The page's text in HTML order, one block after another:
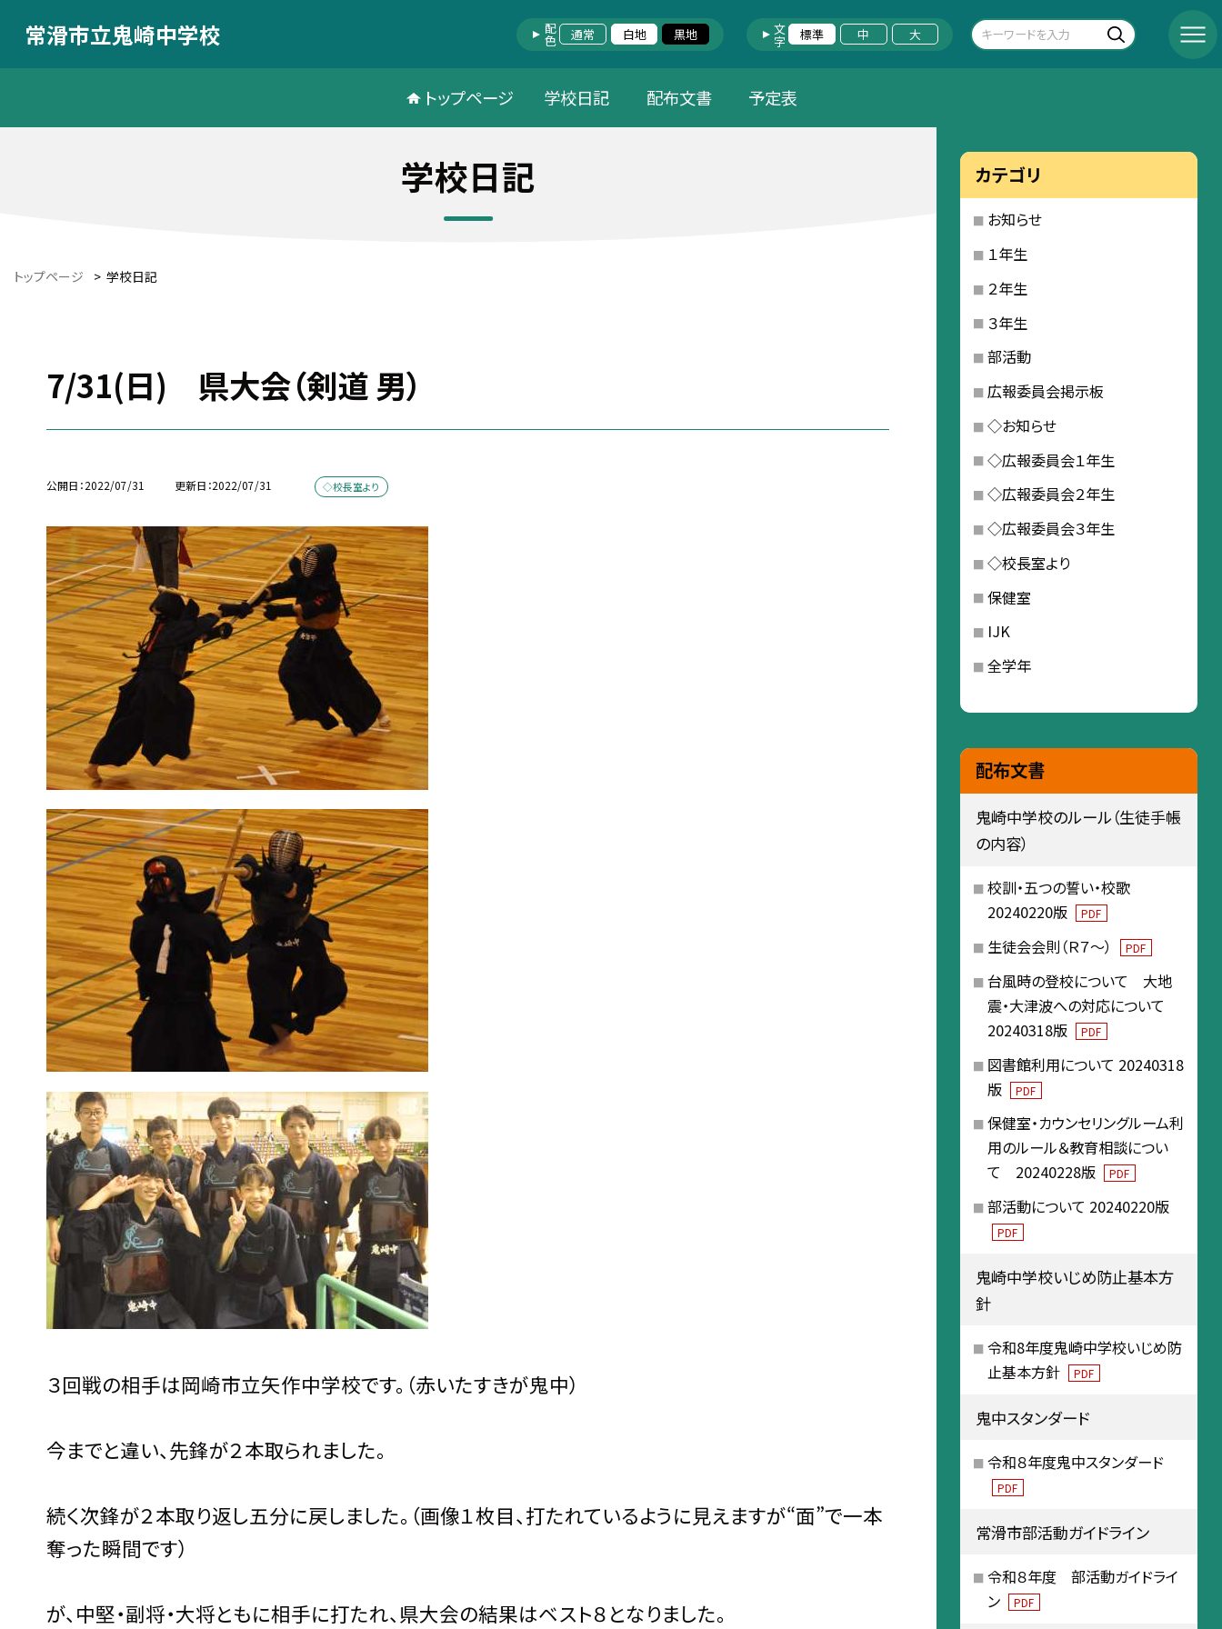
常滑市立鬼崎中学校 配色 通常 白地 黒地 文字 標準 中 大
トップページ 学校日記 配布文書 予定表
学校日記
トップページ > 学校日記
7/31(日) 県大会（剣道 男）
公開日 2022/07/31 更新日 2022/07/31 ◇校長室より
３回戦の相手は岡崎市立矢作中学校です。（赤いたすきが鬼中）
今までと違い、先鋒が２本取られました。
続く次鋒が２本取り返し五分に戻しました。（画像１枚目、打たれているように見えますが“面”で一本
奪った瞬間です）
が、中堅・副将・大将ともに相手に打たれ、県大会の結果はベスト８となりました。
カテゴリ
お知らせ
１年生
２年生
３年生
部活動
広報委員会掲示板
◇お知らせ
◇広報委員会１年生
◇広報委員会２年生
◇広報委員会３年生
◇校長室より
保健室
IJK
全学年
配布文書
鬼崎中学校のルール（生徒手帳
の内容）
校訓・五つの誓い・校歌
20240220版
PDF
生徒会会則（Ｒ７～） PDF
台風時の登校について 大地
震・大津波への対応について
20240318版
PDF
図書館利用について 20240318
版
PDF
保健室・カウンセリングルーム利
用のルール＆教育相談につい
て 20240228版
PDF
部活動について 20240220版
PDF
鬼崎中学校いじめ防止基本方
針
令和8年度鬼崎中学校いじめ防
止基本方針
PDF
鬼中スタンダード
令和８年度鬼中スタンダード
PDF
常滑市部活動ガイドライン
令和８年度 部活動ガイドライ
ン
PDF